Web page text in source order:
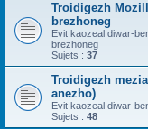
Troidigezh
brezhoneg
Evit kaozeal diwar-
brezhoneg
Sujets : 37
Troidigezh
anezho)
Evit kaozeal diwar-
Sujets : 48